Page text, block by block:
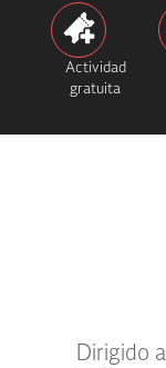
Actividad
gratuita
Dirigido